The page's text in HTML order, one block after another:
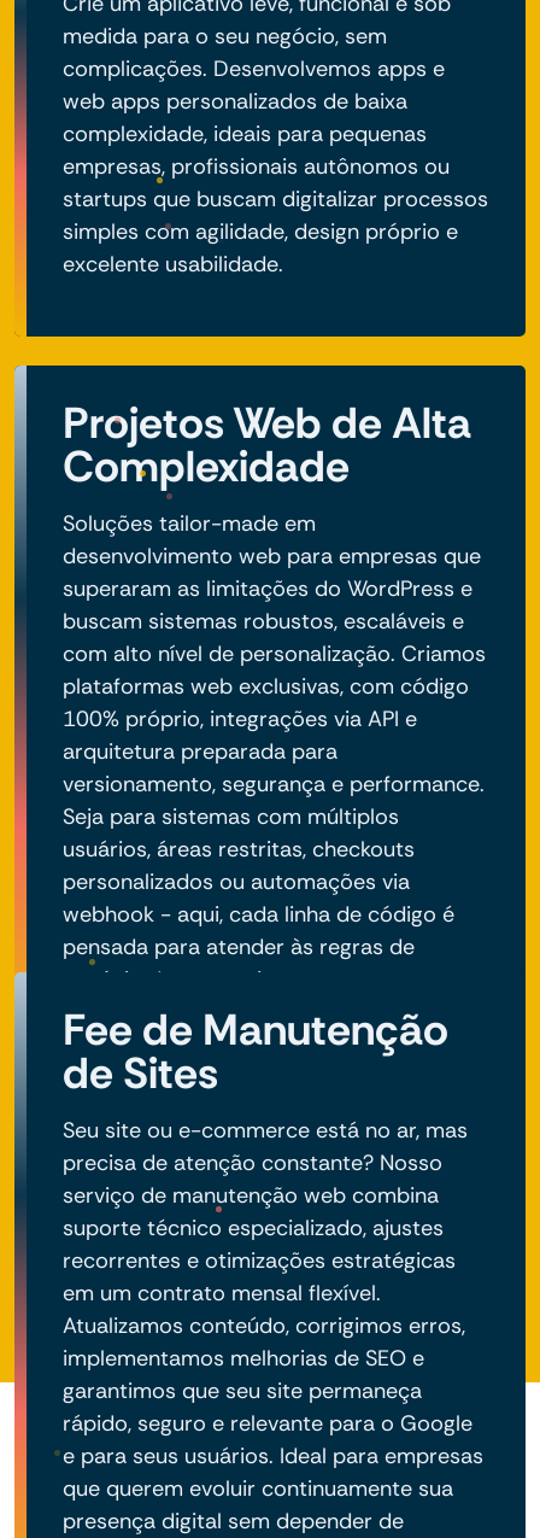
medida para o seu negócio, sem
complicações. Desenvolvemos apps e
web apps personalizados de baixa
complexidade, ideais para pequenas
empresas, profissionais autônomos ou
startups que buscam digitalizar processos
simples com agilidade, design próprio e
excelente usabilidade.
Projetos Web de Alta
Complexidade
Soluções tailor-made em
desenvolvimento web para empresas que
superaram as limitações do WordPress e
buscam sistemas robustos, escaláveis e
com alto nível de personalização. Criamos
plataformas web exclusivas, com código
100% próprio, integrações via API e
arquitetura preparada para
versionamento, segurança e performance.
Seja para sistemas com múltiplos
usuários, áreas restritas, checkouts
personalizados ou automações via
webhook - aqui, cada linha de código é
pensada para atender às regras de
negócio do seu projeto.
Fee de Manutenção
de Sites
Seu site ou e-commerce está no ar, mas
precisa de atenção constante? Nosso
serviço de manutenção web combina
suporte técnico especializado, ajustes
recorrentes e otimizações estratégicas
em um contrato mensal flexível.
Atualizamos conteúdo, corrigimos erros,
implementamos melhorias de SEO e
garantimos que seu site permaneça
rápido, seguro e relevante para o Google
e para seus usuários. Ideal para empresas
que querem evoluir continuamente sua
presença digital sem depender de